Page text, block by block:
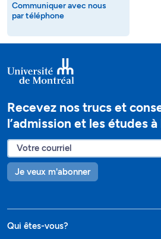
Communiquer avec nous
par téléphone
Recevez nos trucs et
l’admission et les études à
Je veux m'abonner
Qui êtes-vous?